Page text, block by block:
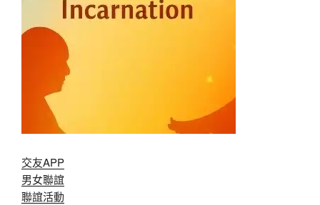
交友APP
男女聯誼
聯誼活動